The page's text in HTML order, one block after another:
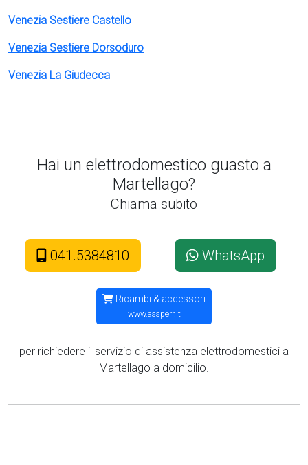
Venezia Sestiere Castello
Venezia Sestiere Dorsoduro
Venezia La Giudecca
Hai un elettrodomestico guasto a
Martellago?
Chiama subito
041.5384810 WhatsApp
Ricambi & accessori
www.assperr.it
per richiedere il servizio di assistenza elettrodomestici a
Martellago a domicilio.